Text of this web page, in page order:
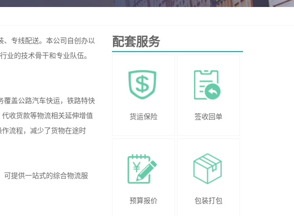
专线配送。本公司自创办以
业的技术骨干和专业队伍。
盖公路汽车快运，铁路特快
收货款等物流相关延伸增值
流程，减少了货物在途时
提供一站式的综合物流服
配套服务
货运保险 签收回单
预算报价 包装打包